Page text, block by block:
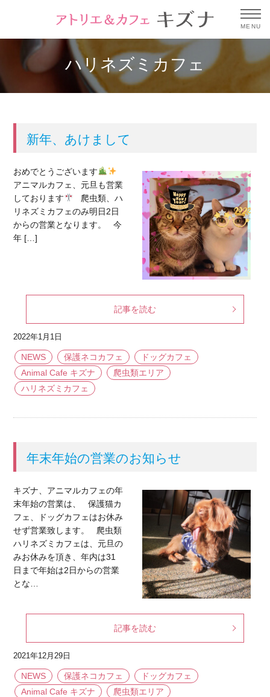
MENU
ハリネズミカフェ
新年、あけまして
おめでとうございます
アニマルカフェ、元旦も営業
しております
爬虫類、ハ
リネズミカフェのみ明日2日
からの営業となります。 今
年 […]
記事を読む
2022年1月1日
NEWS 保護ネコカフェ
ドッグカフェ
Animal Cafe キズナ
爬虫類エリア
ハリネズミカフェ
年末年始の営業のお知らせ
キズナ、アニマルカフェの年
末年始の営業は、 保護猫カ
フェ、ドッグカフェはお休み
せず営業致します。 爬虫類
ハリネズミカフェは、元旦の
みお休みを頂き、年内は31
日まで年始は2日からの営業
とな…
記事を読む
2021年12月29日
NEWS 保護ネコカフェ
ドッグカフェ
Animal Cafe キズナ
爬虫類エリア